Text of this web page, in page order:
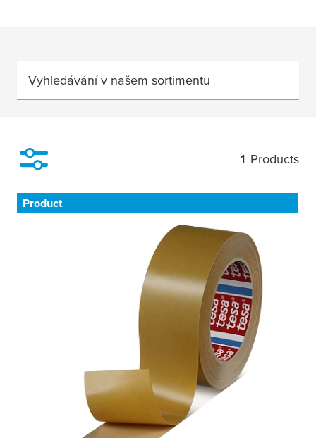
Vyhledávání v našem sortimentu
1 Products
Product